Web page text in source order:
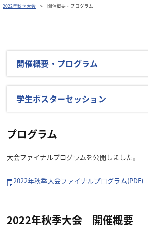
2022年秋季大会 開催概要・プログラム
開催概要・プログラム
学生ポスターセッション
プログラム
大会ファイナルプログラムを公開しました。
2022年秋季大会ファイナルプログラム(PDF)
2022年秋季大会 開催概要